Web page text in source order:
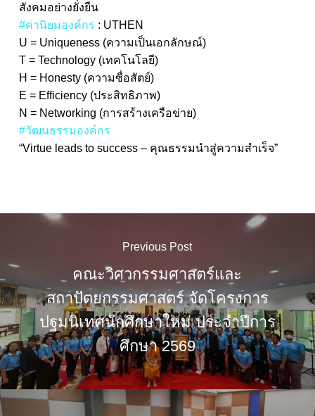
สังคมอย่างยั่งยืน
#ค่านิยมองค์กร : UTHEN
U = Uniqueness (ความเป็นเอกลักษณ์)
T = Technology (เทคโนโลยี)
H = Honesty (ความซื่อสัตย์)
E = Efficiency (ประสิทธิภาพ)
N = Networking (การสร้างเครือข่าย)
#วัฒนธรรมองค์กร
“Virtue leads to success – คุณธรรมนำสู่ความสำเร็จ”
Previous Post
คณะวิศวกรรมศาสตร์และ
สถาปัตยกรรมศาสตร์ จัดโครงการ
ปฐมนิเทศนักศึกษาใหม่ ประจำปีการ
ศึกษา 2569